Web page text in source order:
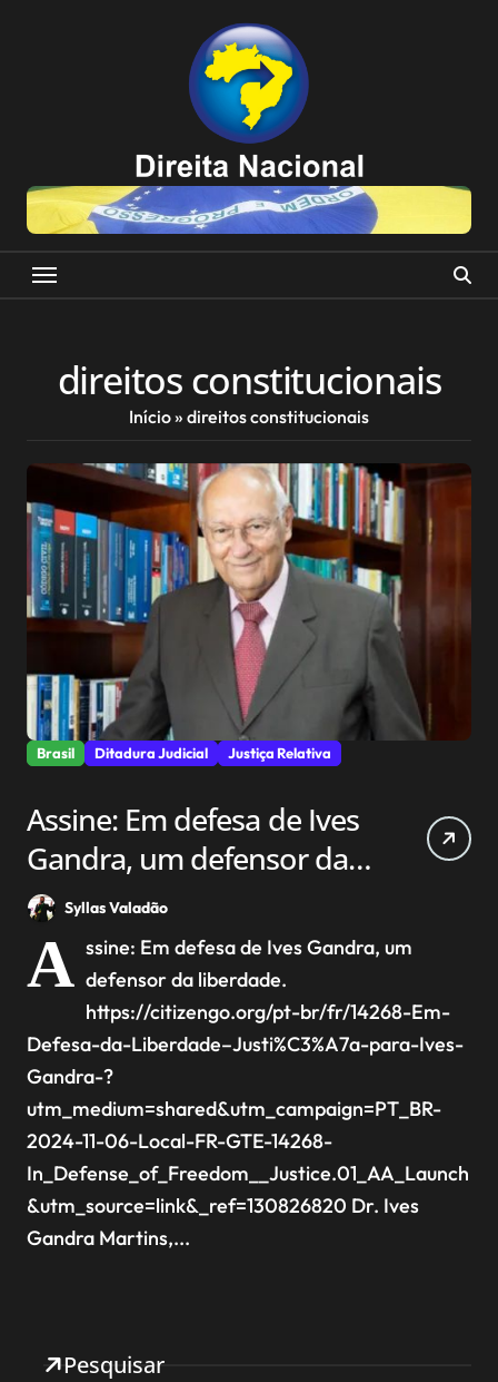
direitos constitucionais
Início» direitos constitucionais
Brasil Ditadura Judicial Justiça Relativa
Assine: Em defesa de Ives
Gandra, um defensor da
liberdade.
Syllas Valadão
A ssine: Em defesa de Ives Gandra, um
defensor da liberdade.
https://citizengo.org/pt-br/fr/14268-Em-
Defesa-da-Liberdade–Justi%C3%A7a-para-Ives-
Gandra-?
utm_medium=shared&utm_campaign=PT_BR-
2024-11-06-Local-FR-GTE-14268-
In_Defense_of_Freedom__Justice.01_AA_Launch
&utm_source=link&_ref=130826820 Dr. Ives
Gandra Martins,...
Pesquisar